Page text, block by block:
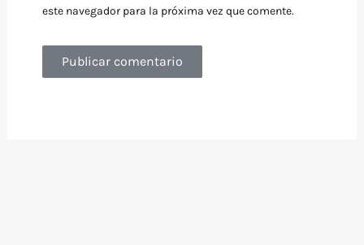
este navegador para la próxima vez que comente.